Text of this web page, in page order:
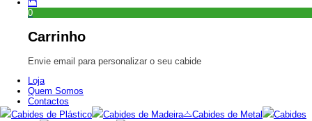
0
Carrinho
Envie email para personalizar o seu cabide
Loja
Quem Somos
Contactos
Cabides de Plástico
Cabides de Madeira Cabides de Metal
Cabides